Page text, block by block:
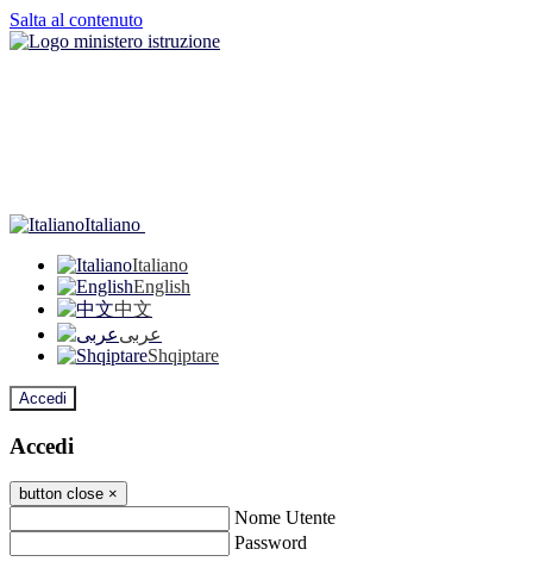
Salta al contenuto
Italiano
Italiano
English
中文
عربى
Shqiptare
Accedi
Accedi
button close ×
Nome Utente
Password